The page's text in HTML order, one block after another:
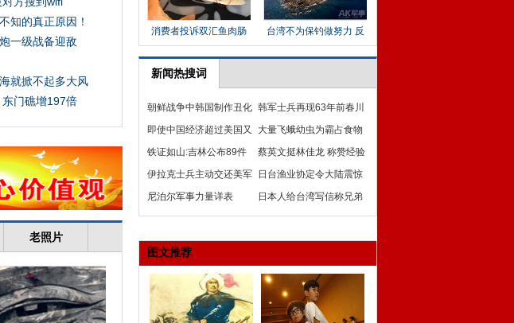
新闻热搜词
朝鲜战争中韩国制作丑化
中国的宣传画
韩军士兵再现63年前春川
战役惨烈场景
即使中国经济超过美国又
怎样 人们还是回到现实更
大量飞蛾幼虫为霸占食物
编织巨网覆盖灌木丛
铁证如山:吉林公布89件
侵华日军档案
蔡英文挺林佳龙 称赞经验
丰富
伊拉克士兵主动交还美军
七战俘
日台渔业协定令大陆震惊
中共被逼向风口浪尖
尼泊尔军事力量详表
日本人给台湾写信称兄弟
台网友称快还钓岛